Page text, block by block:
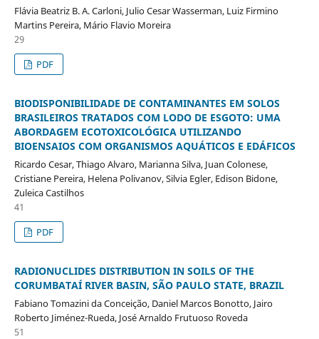
Flávia Beatriz B. A. Carloni, Julio Cesar Wasserman, Luiz Firmino
Martins Pereira, Mário Flavio Moreira
29
PDF
BIODISPONIBILIDADE DE CONTAMINANTES EM SOLOS
BRASILEIROS TRATADOS COM LODO DE ESGOTO: UMA
ABORDAGEM ECOTOXICOLÓGICA UTILIZANDO
BIOENSAIOS COM ORGANISMOS AQUÁTICOS E EDÁFICOS
Ricardo Cesar, Thiago Alvaro, Marianna Silva, Juan Colonese,
Cristiane Pereira, Helena Polivanov, Silvia Egler, Edison Bidone,
Zuleica Castilhos
41
PDF
RADIONUCLIDES DISTRIBUTION IN SOILS OF THE
CORUMBATAÍ RIVER BASIN, SÃO PAULO STATE, BRAZIL
Fabiano Tomazini da Conceição, Daniel Marcos Bonotto, Jairo
Roberto Jiménez-Rueda, José Arnaldo Frutuoso Roveda
51